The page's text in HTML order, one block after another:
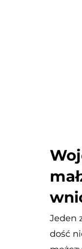
Jeden
dość